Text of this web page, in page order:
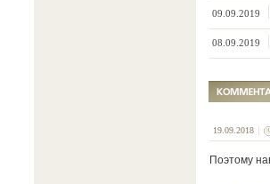
09.09.2019
08.09.2019
19.09.2018
Поэтому